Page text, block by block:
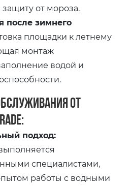
от мороза.
после зимнего
площадки к летнему
монтаж
водой и
от
подход:
специалистами,
работы с водными